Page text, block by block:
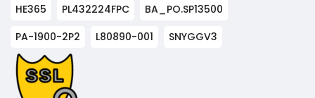
HE365 PL432224FPC
BA_PO.SP13500
PA-1900-2P2
L80890-001 SNYGGV3